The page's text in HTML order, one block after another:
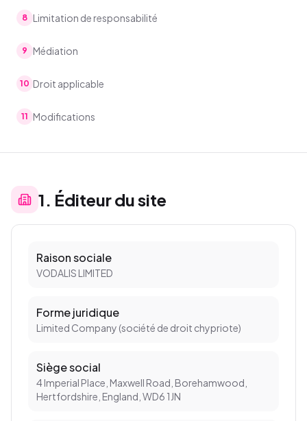
8 Limitation de responsabilité
9 Médiation
10 Droit applicable
11 Modifications
1. Éditeur du site
Raison sociale
VODALIS LIMITED
Forme juridique
Limited Company (société de droit chypriote)
Siège social
4 Imperial Place, Maxwell Road, Borehamwood,
Hertfordshire, England, WD6 1JN